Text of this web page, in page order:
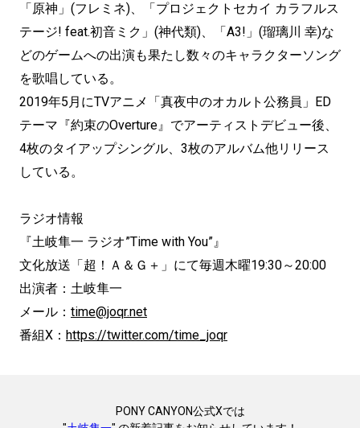
「原神」(フレミネ)、「プロジェクトセカイ カラフルス
テージ! feat.初音ミク」(神代類)、「A3!」(瑠璃川 幸)な
どのゲームへの出演も果たし数々のキャラクターソング
を歌唱している。
2019年5月にTVアニメ「真夜中のオカルト公務員」ED
テーマ『約束のOverture』でアーティストデビュー後、
4枚のタイアップシングル、3枚のアルバム他リリース
している。
ラジオ情報
『土岐隼一 ラジオ”Time with You”』
文化放送「超！Ａ＆Ｇ＋」にて毎週木曜19:30～20:00
出演者：土岐隼一
メール： time@joqr.net
番組X： https://twitter.com/time_joqr
PONY CANYON公式Xでは